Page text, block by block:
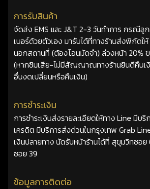
การรับสินค้า
จัดส่ง EMS และ J&T 2-3 วันทำการ กรณีลู
เบอร์ด้วยตัวเอง มารับได้ที่ทางร้านส่งพิกัดใ
นอกสถานที่ (ต้องโอนมัดจำ) ล่วงหน้า 20%
(หากซิมเสีย-ไม่มีสัญญาณทางร้านยินดีคืนเ
อื่นงดเปลี่ยนหรือคืนเงิน)
การชำระเงิน
การชำระเงินส่งรายละเอียดให้ทาง Line มีบริ
เครดิต มีบริการส่งด่วนในกรุงเทพ Grab
เงินปลายทาง นัดรับหน้าร้านได้ที่ สุขุมวิทซอย
ซอย 39
ข้อมูลการติดต่อ